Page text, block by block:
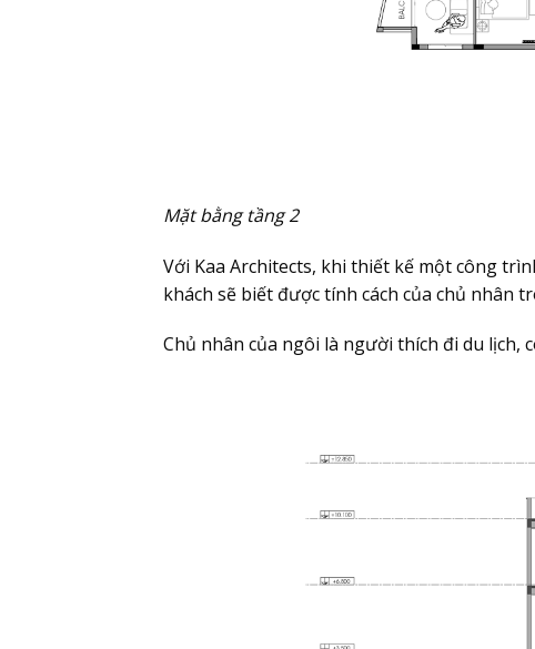
Mặt bằng tầng 2
Với Kaa Architects, khi thiết kế một công
khách sẽ biết được tính cách của chủ nhân
Chủ nhân của ngôi là người thích đi du lịch,